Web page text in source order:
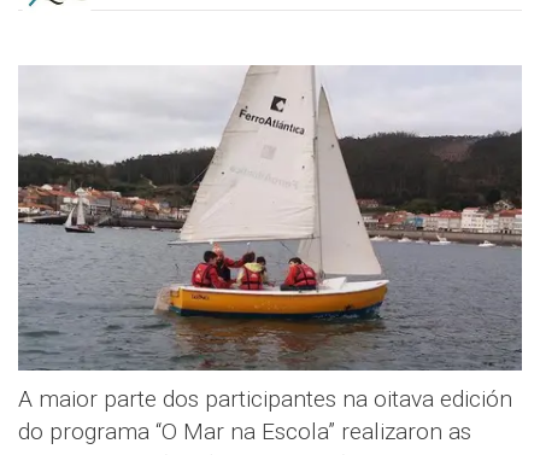
A maior parte dos participantes na oitava edición
do programa “O Mar na Escola” realizaron as